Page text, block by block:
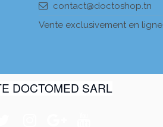
contact@doctoshop.tn
Vente exclusivement en
DOCTOMED SARL